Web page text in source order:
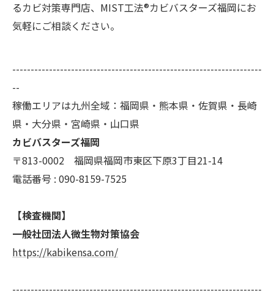
るカビ対策専門店、MIST工法®カビバスターズ福岡にお
気軽にご相談ください。
--------------------------------------------------------------------
--
稼働エリアは九州全域：福岡県・熊本県・佐賀県・長崎
県・大分県・宮崎県・山口県
カビバスターズ福岡
〒813-0002 福岡県福岡市東区下原3丁目21-14
電話番号 : 090-8159-7525
【検査機関】
一般社団法人微生物対策協会
https://kabikensa.com/
--------------------------------------------------------------------